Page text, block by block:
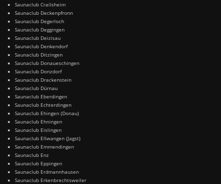
Saunaclub Crailsheim
Saunaclub Deckenpfronn
Saunaclub Degerloch
Saunaclub Deggingen
Saunaclub Deizisau
Saunaclub Denkendorf
Saunaclub Ditzingen
Saunaclub Donaueschingen
Saunaclub Donzdorf
Saunaclub Drackenstein
Saunaclub Dürnau
Saunaclub Eberdingen
Saunaclub Echterdingen
Saunaclub Ehingen (Donau)
Saunaclub Ehningen
Saunaclub Eislingen
Saunaclub Ellwangen (Jagst)
Saunaclub Emmendingen
Saunaclub Enz
Saunaclub Eppingen
Saunaclub Erdmannhausen
Saunaclub Erkenbrechtsweiler